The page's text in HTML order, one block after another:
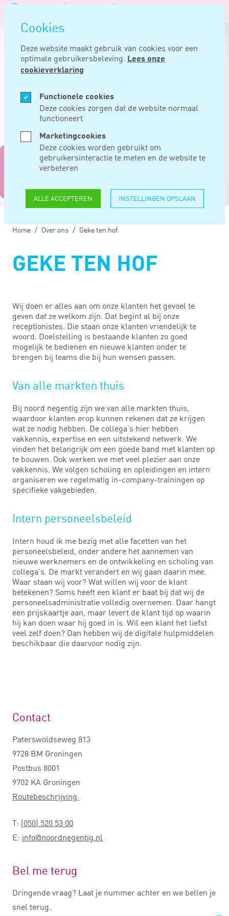
overslaan
Cookies
Deze website maakt gebruik van cookies voor een
optimale gebruikersbeleving. Lees onze
cookieverklaring
Functionele cookies
Deze cookies zorgen dat de website normaal
functioneert
Marketingcookies
Deze cookies worden gebruikt om
gebruikersinteractie te meten en de website te
verbeteren
ALLE ACCEPTEREN INSTELLINGEN OPSLAAN
Logo
Noord
Negentig
'Klanten kunnen erop
rekenen dat ze krijgen
Home Over ons Geke ten hof
GEKE TEN HOF
Wij doen er alles aan om onze klanten het gevoel te
geven dat ze welkom zijn. Dat begint al bij onze
receptionistes. Die staan onze klanten vriendelijk te
woord. Doelstelling is bestaande klanten zo goed
mogelijk te bedienen en nieuwe klanten onder te
brengen bij teams die bij hun wensen passen.
Van alle markten thuis
Bij noord negentig zijn we van alle markten thuis,
waardoor klanten erop kunnen rekenen dat ze krijgen
wat ze nodig hebben. De collega’s hier hebben
vakkennis, expertise en een uitstekend netwerk. We
vinden het belangrijk om een goede band met klanten op
te bouwen. Ook werken we met veel plezier aan onze
vakkennis. We volgen scholing en opleidingen en intern
organiseren we regelmatig in-company-trainingen op
specifieke vakgebieden.
Intern personeelsbeleid
Intern houd ik me bezig met alle facetten van het
personeelsbeleid, onder andere het aannemen van
nieuwe werknemers en de ontwikkeling en scholing van
collega’s. De markt verandert en wij gaan daarin mee.
Waar staan wij voor? Wat willen wij voor de klant
betekenen? Soms heeft een klant er baat bij dat wij de
personeelsadministratie volledig overnemen. Daar hangt
een prijskaartje aan, maar levert de klant tijd op waarin
hij kan doen waar hij goed in is. Wil een klant het liefst
veel zelf doen? Dan hebben wij de digitale hulpmiddelen
beschikbaar die daarvoor nodig zijn.
Contact
Paterswoldseweg 813
9728 BM Groningen
Postbus 8001
9702 KA Groningen
Routebeschrijving
T: (050) 520 53 00
E: info@noordnegentig.nl
Bel me terug
Dringende vraag? Laat je nummer achter en we bellen je
snel terug.